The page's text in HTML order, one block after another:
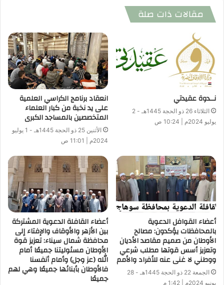
مقالات ذات صلة
نــدوة عقيدتي
الثلاثاء 26 ذو الحجة 1445هـ - 2
يوليو 2024م | 10:24 ص
انعقاد برنامج الكراسي العلمية
على يد نخبة من كبار العلماء
المتخصصين بالمساجد الكبرى
الأثنين 25 ذو الحجة 1445هـ - 1 يوليو
2024م | 11:01 ص
أعضاء القوافل الدعوية
بالمحافظات يؤكدون: مصالح
الأوطان من صميم مقاصد الأديان
وتعزيز أسس قوتها مطلب شرعي
ووطني لا غنى عنه للأفراد والأمم
الجمعة 22 ذو الحجة 1445هـ - 28
يونيو 2024م | 1:42 م
أعضاء القافلة الدعوية المشتركة
بين الأزهر والأوقاف والإفتاء إلى
محافظة شمال سيناء: تعزيز قوة
الأوطان مسئوليتنا جميعًا أمام
الله (عز وجل) وأمام أنفسنا
فالأوطان بأبنائها جميعًا وهي لهم
جميعًا